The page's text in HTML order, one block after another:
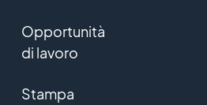
Opportunità
di lavoro
Stampa